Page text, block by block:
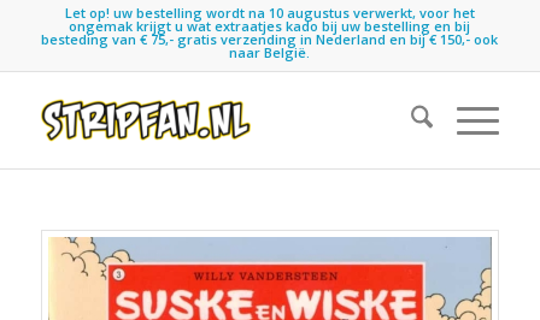
Let op! uw bestelling wordt na 10 augustus verwerkt, voor het
ongemak krijgt u wat extraatjes kado bij uw bestelling en bij
besteding van € 75,- gratis verzending in Nederland en bij € 150,- ook
naar België.